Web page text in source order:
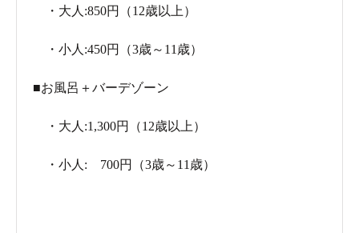
・大人:850円（12歳以上）
・小人:450円（3歳～11歳）
■お風呂＋バーデゾーン
・大人:1,300円（12歳以上）
・小人: 700円（3歳～11歳）